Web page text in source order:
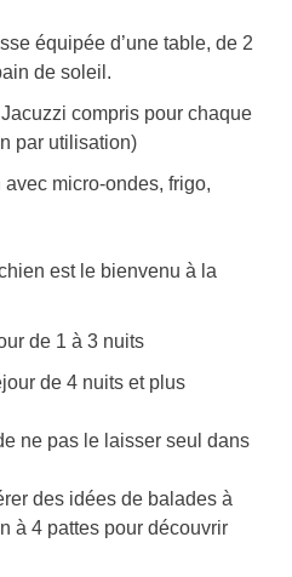
équipée d’une table, de 2
de soleil.
compris pour chaque
par utilisation)
micro-ondes, frigo,
est le bienvenu à la
de 1 à 3 nuits
de 4 nuits et plus
ne pas le laisser seul dans
des idées de balades à
à 4 pattes pour découvrir